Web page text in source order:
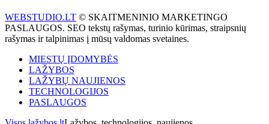
WEBSTUDIO.LT © SKAITMENINIO MARKETINGO
PASLAUGOS. SEO tekstų rašymas, turinio kūrimas, straipsnių
rašymas ir talpinimas į mūsų valdomas svetaines.
MIESTŲ ĮDOMYBĖS
LAŽYBOS
LAŽYBŲ NAUJIENOS
TECHNOLOGIJOS
PASLAUGOS